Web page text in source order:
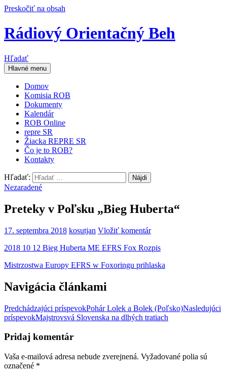
Preskočiť na obsah
Rádiový Orientačný Beh
Hľadať
Hlavné menu
Domov
Komisia ROB
Dokumenty
Kalendár
ROB Online
repre SR
Žiacka REPRE SR
Čo je to ROB?
Kontakty
Hľadať:
Nezaradené
Preteky v Poľsku „Bieg Huberta“
17. septembra 2018 kosutjan Vložiť komentár
2018 10 12 Bieg Huberta ME EFRS Fox Rozpis
Mistrzostwa Europy EFRS w Foxoringu prihlaska
Navigácia článkami
Predchádzajúci príspevokPohár Lolek a Bolek (Poľsko)Nasledujúci
príspevokMajstrovsvá Slovenska na dlhých tratiach
Pridaj komentár
Vaša e-mailová adresa nebude zverejnená. Vyžadované polia sú
označené *